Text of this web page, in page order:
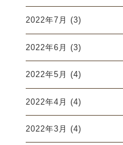
2022年7月 (3)
2022年6月 (3)
2022年5月 (4)
2022年4月 (4)
2022年3月 (4)